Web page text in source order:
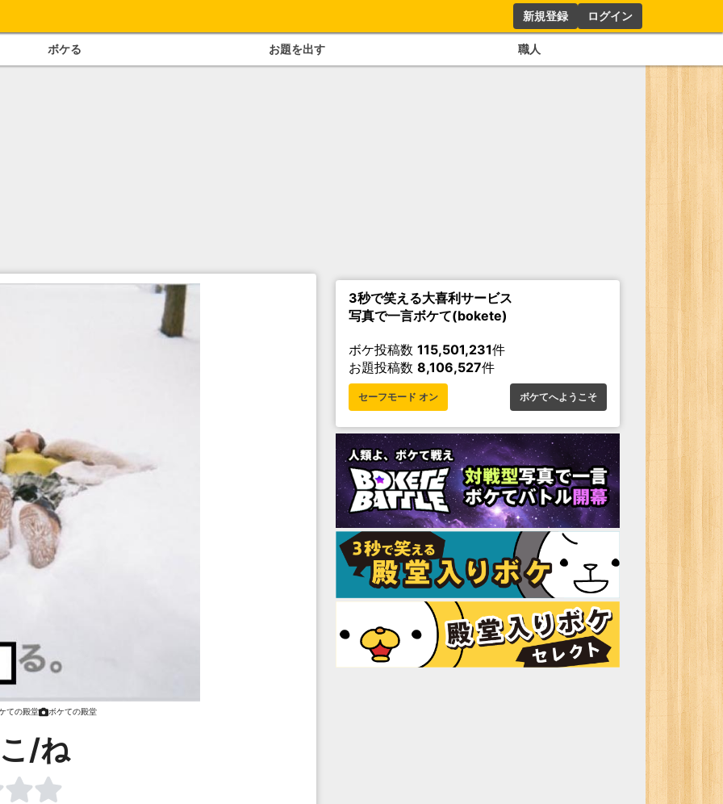
新規登録 ログイン
ボケる お題を出す 職人
ての殿堂 ボケての殿堂
/ね
3秒で笑える大喜利サービス
写真で一言ボケて(bokete)
ボケ投稿数 115,501,231件
お題投稿数 8,106,527件
セーフモード オン ボケてへようこそ